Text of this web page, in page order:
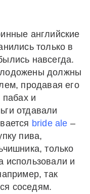
английские
только в
навсегда.
должны
продавая его
и
отдавали
bride ale –
пива,
только
использовали и
так
соседям.